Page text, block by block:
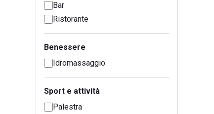
Bar
Ristorante
Benessere
Idromassaggio
Sport e attività
Palestra